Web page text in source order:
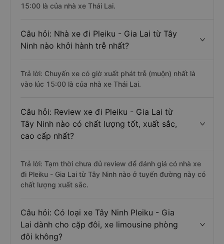
15:00 là của nhà xe Thái Lai.
Câu hỏi: Nhà xe đi Pleiku - Gia Lai từ Tây
Ninh nào khởi hành trễ nhất?
Trả lời: Chuyến xe có giờ xuất phát trễ (muộn) nhất là
vào lúc 15:00 là của nhà xe Thái Lai.
Câu hỏi: Review xe đi Pleiku - Gia Lai từ
Tây Ninh nào có chất lượng tốt, xuất sắc,
cao cấp nhất?
Trả lời: Tạm thời chưa đủ review để đánh giá có nhà xe
đi Pleiku - Gia Lai từ Tây Ninh nào ở tuyến đường này có
chất lượng xuất sắc.
Câu hỏi: Có loại xe Tây Ninh Pleiku - Gia
Lai dành cho cặp đôi, xe limousine phòng
đôi không?